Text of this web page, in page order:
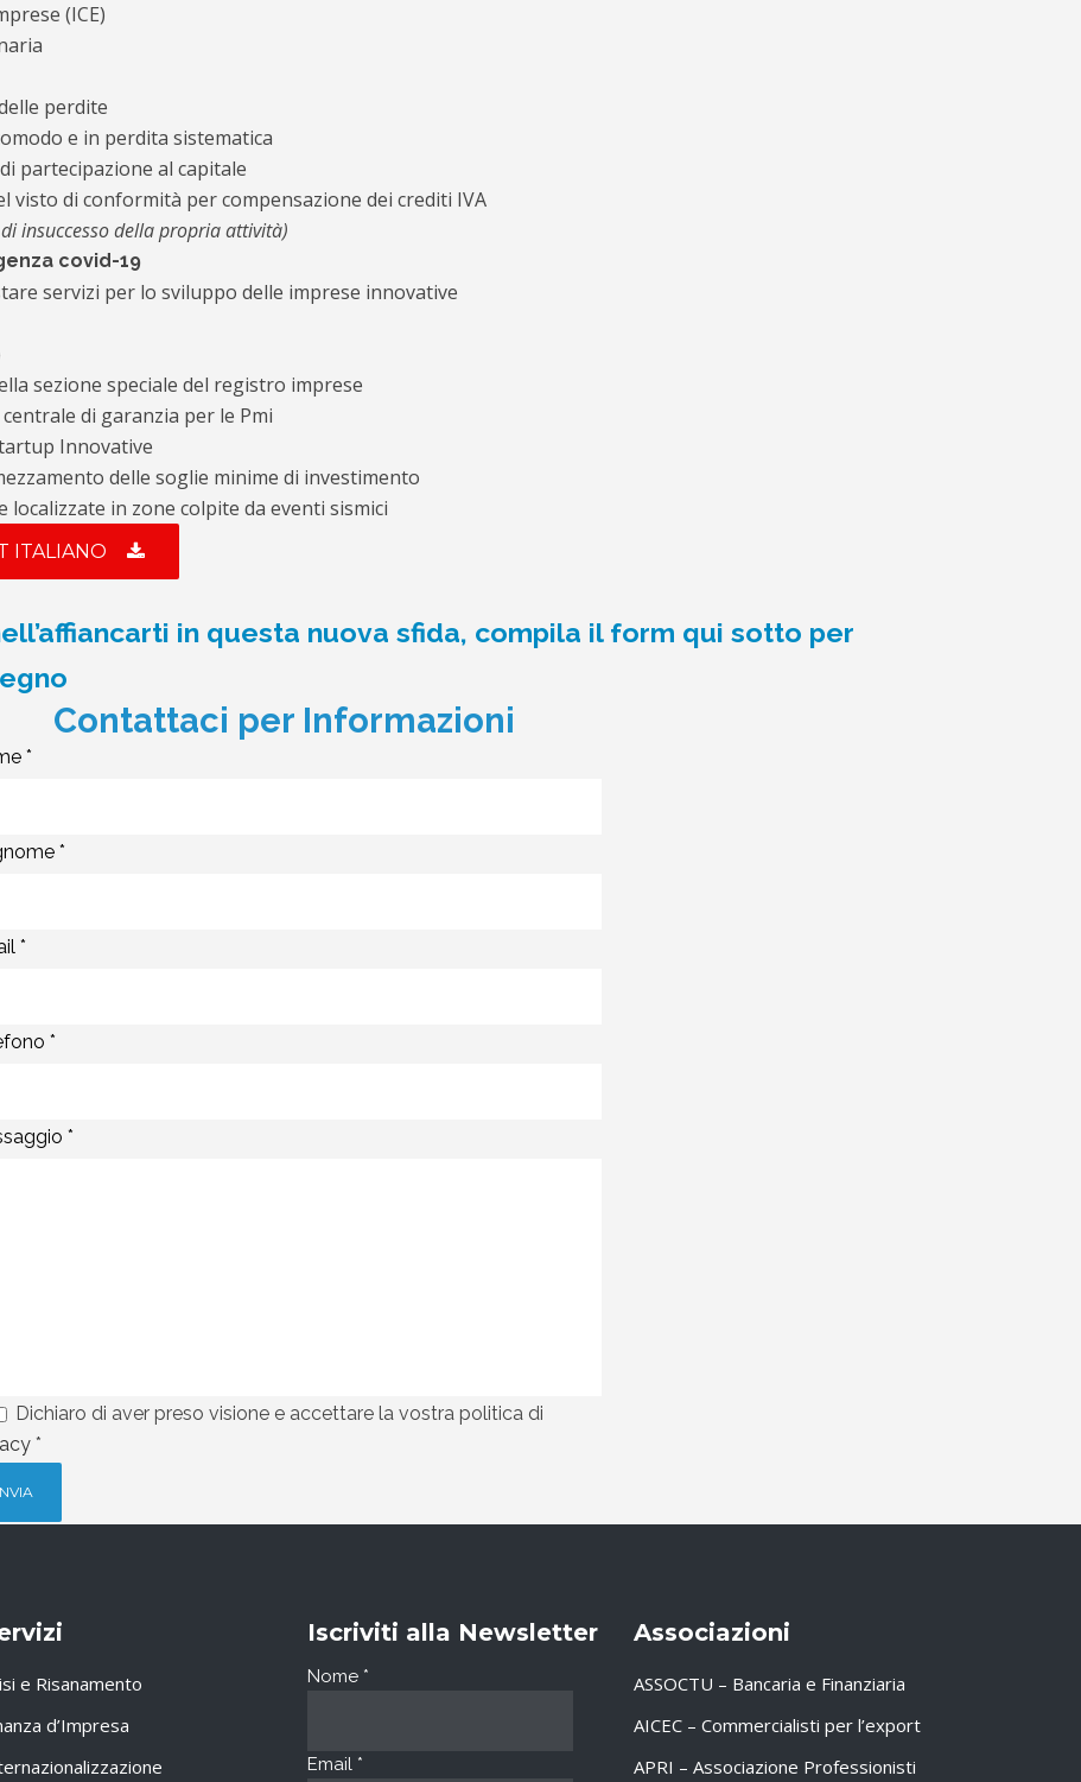
(ICE)
perdite
e in perdita sistematica
partecipazione al capitale
visto di conformità per compensazione dei crediti IVA
insuccesso della propria attività)
covid-19
servizi per lo sviluppo delle imprese innovative
sezione speciale del registro imprese
di garanzia per le Pmi
Innovative
delle soglie minime di investimento
in zone colpite da eventi sismici
ITALIANO
in questa nuova sfida, compila il form qui sotto per
Contattaci per Informazioni
*
*
*
*
*
Dichiaro di aver preso visione e accettare la vostra politica di
*
e Risanamento
d’Impresa
Iscriviti alla Newsletter
Nome *
Email *
Associazioni
ASSOCTU – Bancaria e Finanziaria
AICEC – Commercialisti per l’export
APRI – Associazione Professionisti